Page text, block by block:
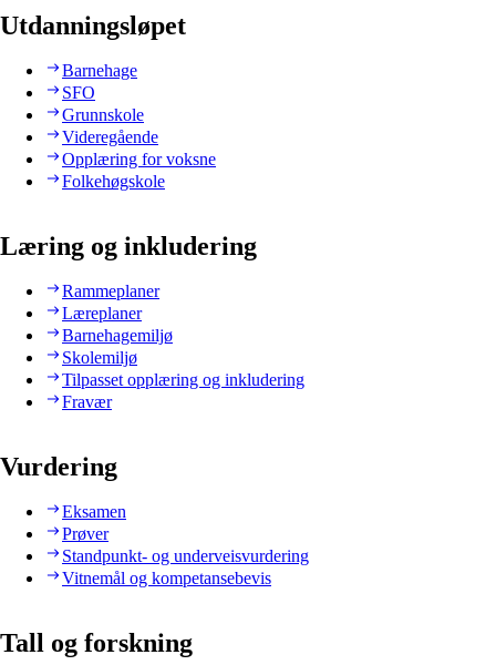
Utdanningsløpet
Barnehage
SFO
Grunnskole
Videregående
Opplæring for voksne
Folkehøgskole
Læring og inkludering
Rammeplaner
Læreplaner
Barnehagemiljø
Skolemiljø
Tilpasset opplæring og inkludering
Fravær
Vurdering
Eksamen
Prøver
Standpunkt- og underveisvurdering
Vitnemål og kompetansebevis
Tall og forskning